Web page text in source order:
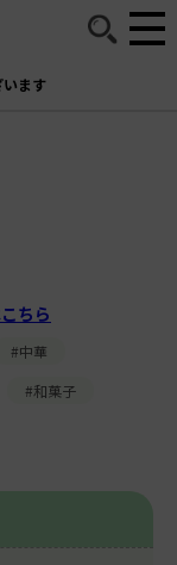
ます
ちら
#中華
#和菓子